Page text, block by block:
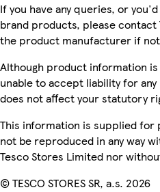
If you have any queries, or
brand products, please
the product manufacturer if
Although product information
unable to accept liability for
does not affect your statutory
This information is supplied for
not be reproduced in any way
Tesco Stores Limited nor
© TESCO STORES SR, a.s. 2026